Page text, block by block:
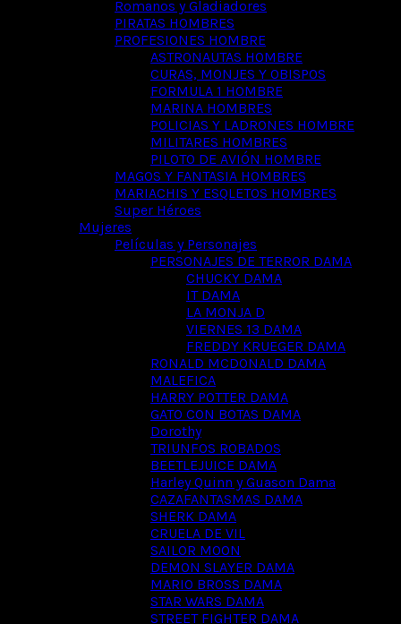
Romanos y Gladiadores
PIRATAS HOMBRES
PROFESIONES HOMBRE
ASTRONAUTAS HOMBRE
CURAS, MONJES Y OBISPOS
FORMULA 1 HOMBRE
MARINA HOMBRES
POLICIAS Y LADRONES HOMBRE
MILITARES HOMBRES
PILOTO DE AVIÓN HOMBRE
MAGOS Y FANTASIA HOMBRES
MARIACHIS Y ESQLETOS HOMBRES
Super Héroes
Mujeres
Películas y Personajes
PERSONAJES DE TERROR DAMA
CHUCKY DAMA
IT DAMA
LA MONJA D
VIERNES 13 DAMA
FREDDY KRUEGER DAMA
RONALD MCDONALD DAMA
MALEFICA
HARRY POTTER DAMA
GATO CON BOTAS DAMA
Dorothy
TRIUNFOS ROBADOS
BEETLEJUICE DAMA
Harley Quinn y Guason Dama
CAZAFANTASMAS DAMA
SHERK DAMA
CRUELA DE VIL
SAILOR MOON
DEMON SLAYER DAMA
MARIO BROSS DAMA
STAR WARS DAMA
STREET FIGHTER DAMA